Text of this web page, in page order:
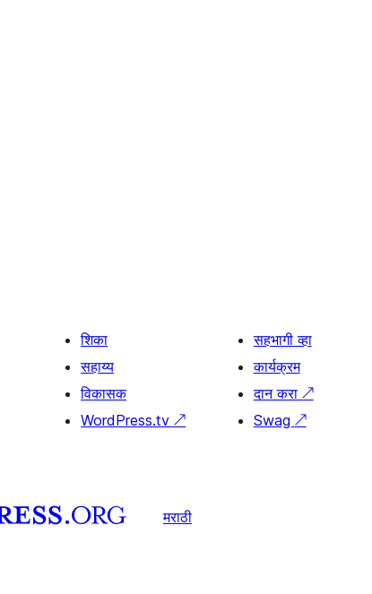
शिका
सहाय्य
विकासक
WordPress.tv↗
सहभागी व्हा
कार्यक्रम
दान करा ↗
Swag ↗
मराठी